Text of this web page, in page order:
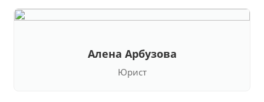
Алена Арбузова
Юрист